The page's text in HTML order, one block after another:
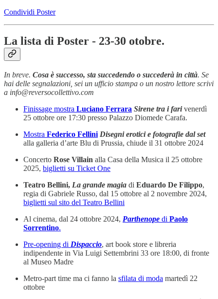
Condividi Poster
La lista di Poster - 23-30 otobre.
In breve. Cosa è successo, sta succedendo o succederà in città. Se
hai delle segnalazioni, sei un ufficio stampa o un nostro lettore scrivi
a info@reversocollettivo.com
Finissage mostra Luciano Ferrara Sirene tra i farivenerdì
25 ottobre ore 17:30 presso Palazzo Diomede Carafa.
Mostra Federico Fellini Disegni erotici e fotografie dal set
alla galleria d’arte Blu di Prussia, chiude il 31 ottobre 2024
Concerto Rose Villain alla Casa della Musica il 25 ottobre
2025, biglietti su Ticket One
Teatro Bellini, La grande magia di Eduardo De Filippo,
regia di Gabriele Russo, dal 15 ottobre al 2 novembre 2024,
biglietti sul sito del Teatro Bellini
Al cinema, dal 24 ottobre 2024, Parthenope di Paolo
Sorrentino.
Pre-opening di Dispaccio, art book store e libreria
indipendente in Via Luigi Settembrini 33 ore 18:00, di fronte
al Museo Madre
Metro-part time ma ci fanno la sfilata di moda martedì 22
ottobre